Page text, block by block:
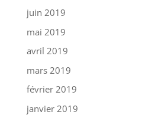
juin 2019
mai 2019
avril 2019
mars 2019
février 2019
janvier 2019